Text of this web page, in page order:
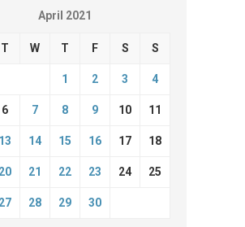
April 2021
T W T F S S
1 2 3 4
6 7 8 9 10 11
13 14 15 16 17 18
20 21 22 23 24 25
27 28 29 30